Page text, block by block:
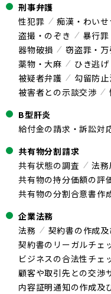
刑事弁護
性犯罪
痴漢・わいせ
盗撮・のぞき
暴行
器物破損
窃盗罪・万
薬物・大麻
ひき逃
被疑者弁護
勾留防
被害者との示談交渉
B型肝炎
給付金の請求・訴訟対
共有物分割請求
共有状態の調査
法
共有物の持分価額の評
共有物の分割合意書作
企業法務
法務
契約書の作成及
契約書のリーガルチェ
ビジネスの合法性チェ
顧客や取引先との交渉
内容証明通知の作成及